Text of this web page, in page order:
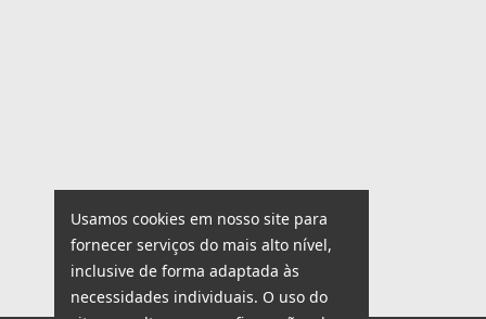
Usamos cookies em nosso site para
fornecer serviços do mais alto nível,
inclusive de forma adaptada às
necessidades individuais. O uso do